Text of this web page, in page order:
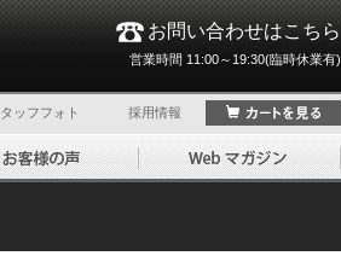
お問い合わせはこちら
営業時間 11:00～19:30(臨時休業有)
ッフフォト 採用情報